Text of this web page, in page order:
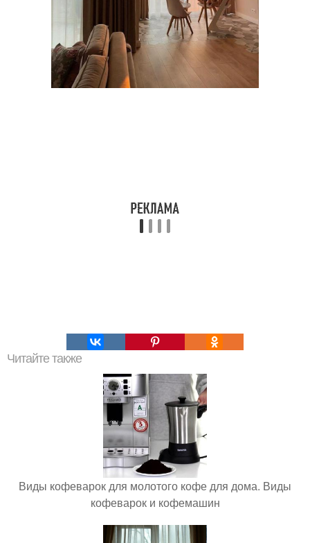
Читайте также
Виды кофеварок для молотого кофе для дома. Виды
кофеварок и кофемашин